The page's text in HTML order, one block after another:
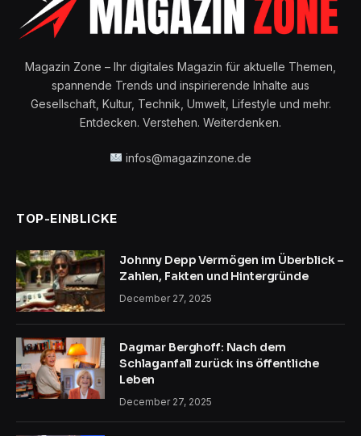
Magazin Zone – Ihr digitales Magazin für aktuelle Themen,
spannende Trends und inspirierende Inhalte aus
Gesellschaft, Kultur, Technik, Umwelt, Lifestyle und mehr.
Entdecken. Verstehen. Weiterdenken.
infos@magazinzone.de
TOP-EINBLICKE
Johnny Depp Vermögen im Überblick –
Zahlen, Fakten und Hintergründe
December 27, 2025
Dagmar Berghoff: Nach dem
Schlaganfall zurück ins öffentliche
Leben
December 27, 2025